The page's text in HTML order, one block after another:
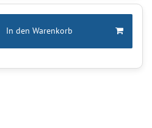
In den Warenkorb